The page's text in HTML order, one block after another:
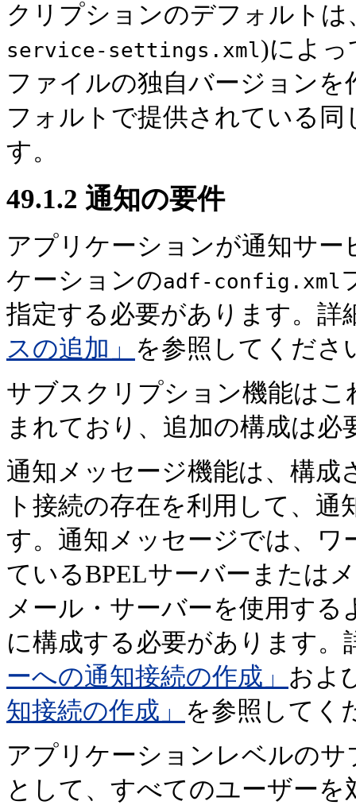
クリプションのデフォルト
service-settings.xml)によっ
ファイルの独自バージョン
フォルトで提供されている
す。
49.1.2 通知の要件
アプリケーションが通知サ
ケーションのadf-config.xml
指定する必要があります。詳
スの追加」 を参照してくださ
サブスクリプション機能は
まれており、追加の構成は必
通知メッセージ機能は、構
ト接続の存在を利用して、
す。通知メッセージでは、
ているBPELサーバーまたは
メール・サーバーを使用す
に構成する必要があります。
ーへの通知接続の作成」 およ
知接続の作成」 を参照してく
アプリケーションレベルの
として、すべてのユーザー